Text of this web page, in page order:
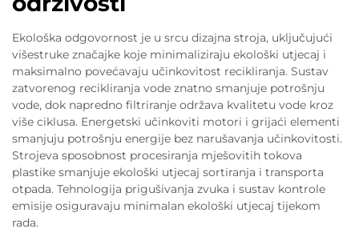
Ekološka odgovornost je u srcu dizajna stroja, uključujući
višestruke značajke koje minimaliziraju ekološki utjecaj i
maksimalno povećavaju učinkovitost recikliranja. Sustav
zatvorenog recikliranja vode znatno smanjuje potrošnju
vode, dok napredno filtriranje održava kvalitetu vode kroz
više ciklusa. Energetski učinkoviti motori i grijaći elementi
smanjuju potrošnju energije bez narušavanja učinkovitosti.
Strojeva sposobnost procesiranja mješovitih tokova
plastike smanjuje ekološki utjecaj sortiranja i transporta
otpada. Tehnologija prigušivanja zvuka i sustav kontrole
emisije osiguravaju minimalan ekološki utjecaj tijekom
rada.